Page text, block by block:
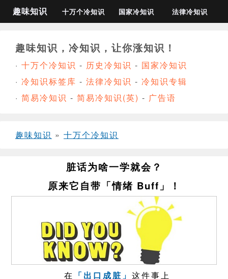
趣味知识 十万个冷知识 国家冷知识 法律冷知识
趣味知识，冷知识，让你涨知识！
· 十万个冷知识 - 历史冷知识 - 国家冷知识
· 冷知识标签库 - 法律冷知识 - 冷知识专辑
· 简易冷知识 - 简易冷知识(英) - 广告语
趣味知识 » 十万个冷知识
脏话为啥一学就会？
原来它自带「情绪 Buff」！
在 「出口成脏」 这件事上